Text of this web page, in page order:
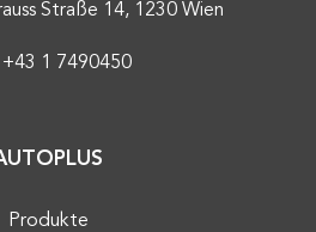
Straße 14, 1230 Wien
+43 1 7490450
Produkte